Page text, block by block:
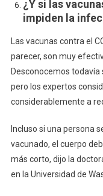
¿Y si las
impiden la
Las vacunas contra el
parecer, son muy
Desconocemos
pero los expertos
considerablemente a
Incluso si una persona
vacunado, el cuerpo
más corto, dijo la
en la Universidad de